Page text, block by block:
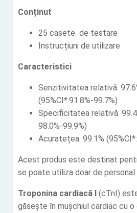
Conținut
25 casete de testare
Instrucțiuni de utilizare
Caracteristici
Senzitivitatea relativă:
(95%CI*:91.8%-99.7%)
Specificitatea relativă:
98.0%-99.9%)
Acuratețea: 99.1%
Acest produs este destinat
se poate utiliza doar de
Troponina cardiacă I ​​(cTnI)
găsește în mușchiul cardiac cu